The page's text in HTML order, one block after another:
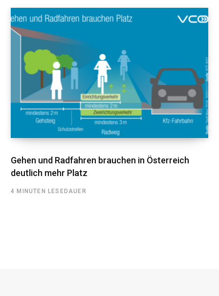
Gehen und Radfahren brauchen in Österreich
deutlich mehr Platz
4 MINUTEN LESEDAUER